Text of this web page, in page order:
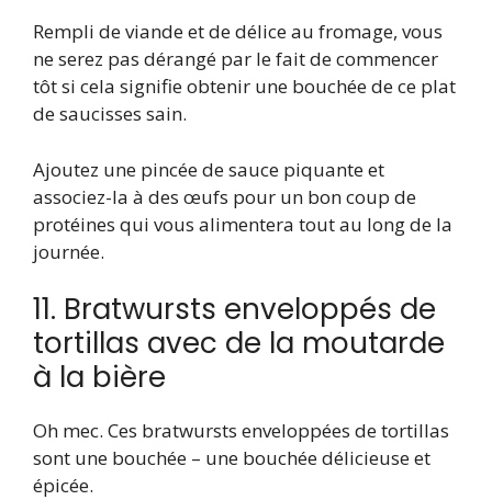
Rempli de viande et de délice au fromage, vous
ne serez pas dérangé par le fait de commencer
tôt si cela signifie obtenir une bouchée de ce plat
de saucisses sain.
Ajoutez une pincée de sauce piquante et
associez-la à des œufs pour un bon coup de
protéines qui vous alimentera tout au long de la
journée.
11. Bratwursts enveloppés de
tortillas avec de la moutarde
à la bière
Oh mec. Ces bratwursts enveloppées de tortillas
sont une bouchée – une bouchée délicieuse et
épicée.